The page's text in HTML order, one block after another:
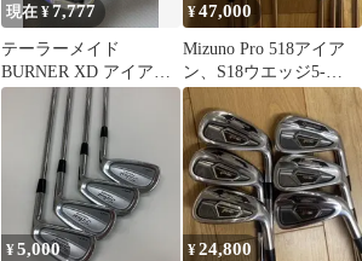
現在 ¥7,777
テーラーメイド
BURNER XD アイアン
セット 4本（8, 9, P, S）
¥47,000
Mizuno Pro 518アイア
ン、S18ウエッジ5-
PW、49、56 養老
¥5,000 ¥24,800